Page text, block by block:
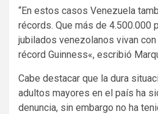
“En estos casos Venezuela
récords. Que más de 4.500.000
jubilados venezolanos vivan
récord Guinness«, escribió
Cabe destacar que la dura
adultos mayores en el país ha
denuncia, sin embargo no ha